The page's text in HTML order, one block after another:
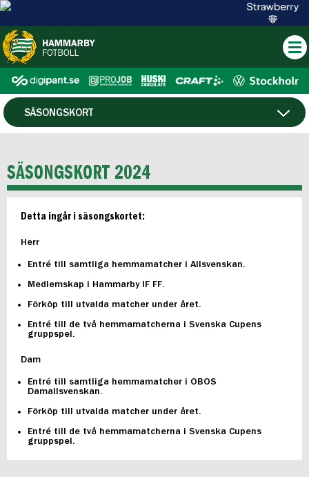
SÄSONGSKORT
KÖPVILLKOR
FAQ
SÄSONGSKORT 2024
Detta ingår i säsongskortet:
Herr
Entré till samtliga hemmamatcher i Allsvenskan.
Medlemskap i Hammarby IF FF.
Förköp till utvalda matcher under året.
Entré till de två hemmamatcherna i Svenska Cupens
gruppspel.
Dam
Entré till samtliga hemmamatcher i OBOS
Damallsvenskan.
Förköp till utvalda matcher under året.
Entré till de två hemmamatcherna i Svenska Cupens
gruppspel.